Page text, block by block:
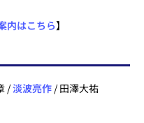
内はこちら】
/淡波亮作 / 田澤大祐